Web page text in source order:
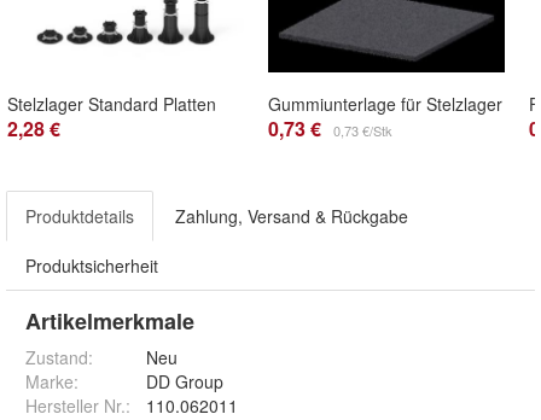
Stelzlager Standard Platten
2,28 €
Gummiunterlage für Stelzlager
0,73 € 0,73 €/Stk
Produktdetails Zahlung, Versand & Rückgabe
Produktsicherheit
Artikelmerkmale
Zustand:
Neu
Marke:
DD Group
Hersteller Nr.:
110.062011